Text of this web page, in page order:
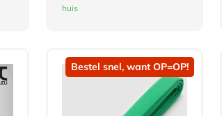
huis
Bestel snel, want OP=OP!